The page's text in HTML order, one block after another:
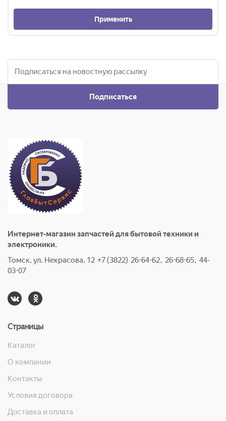
Применить
Подписаться
Интернет-магазин запчастей для бытовой техники и
электроники.
Томск, ул. Некрасова, 12 +7 (3822) 26-64-62, 26-68-65, 44-
03-07
Страницы
Каталог
О компании
Контакты
Условия договора
Доставка и оплата